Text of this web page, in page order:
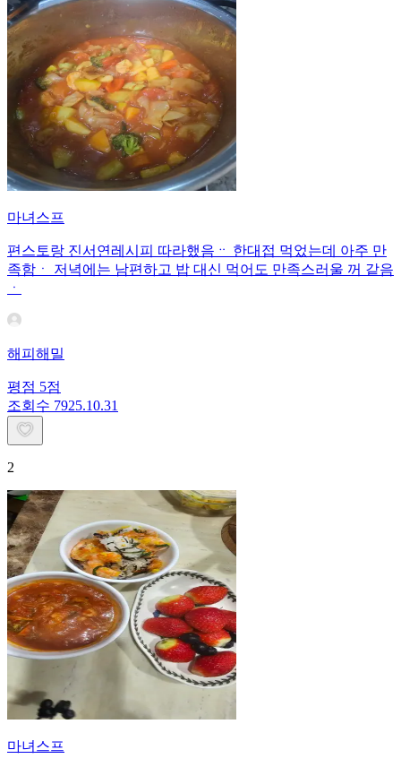
마녀스프
편스토랑 진서연레시피 따라했음ᆢ 한대접 먹었는데 아주 만
족함ㆍ 저녁에는 남편하고 밥 대신 먹어도 만족스러울 꺼 같음
ㆍ
해피해밀
평점 5점
조회수 7925.10.31
2
마녀스프